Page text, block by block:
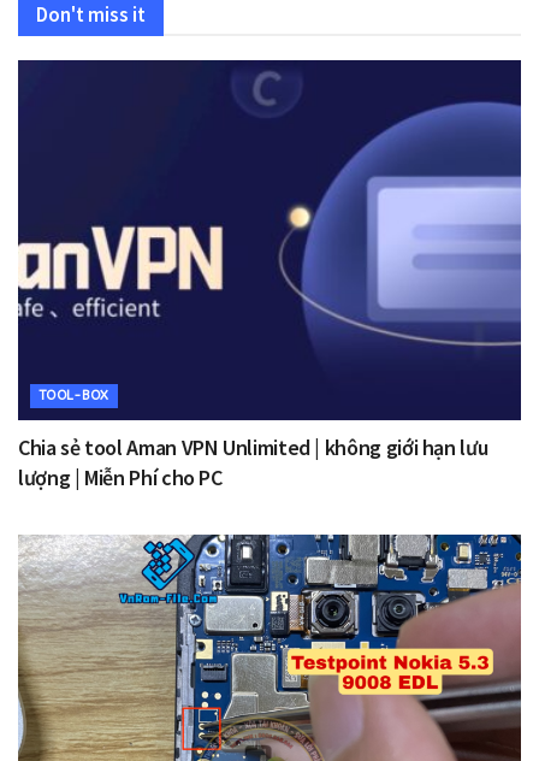
Don't miss it
TOOL-BOX
Chia sẻ tool Aman VPN Unlimited | không giới hạn lưu
lượng | Miễn Phí cho PC